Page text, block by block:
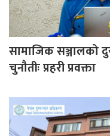
सामाजिक सञ्जालको
चुनौतीः प्रहरी प्रवक्ता